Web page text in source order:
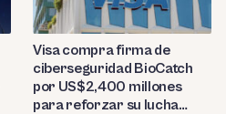
Visa compra firma de
ciberseguridad BioCatch
por US$2,400 millones
para reforzar su lucha